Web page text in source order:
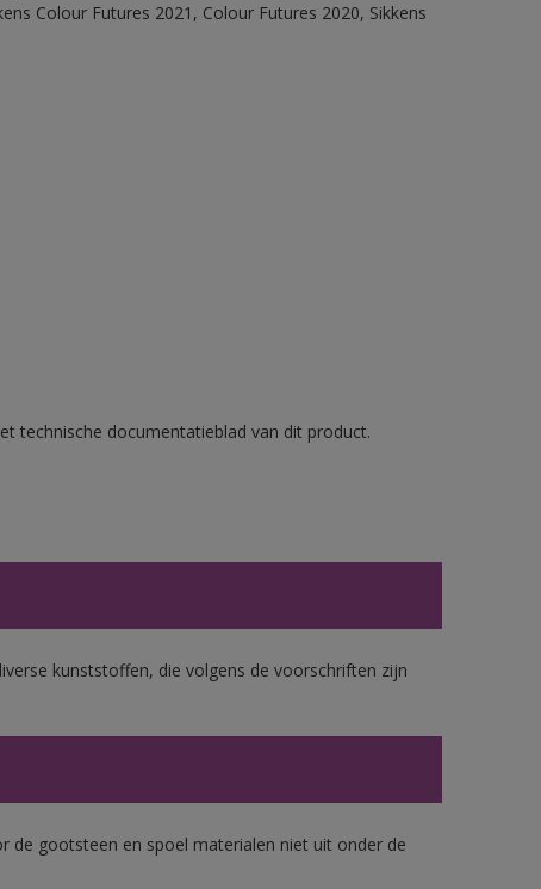
Colour Futures 2021, Colour Futures 2020, Sikkens
technische documentatieblad van dit product.
kunststoffen, die volgens de voorschriften zijn
de gootsteen en spoel materialen niet uit onder de